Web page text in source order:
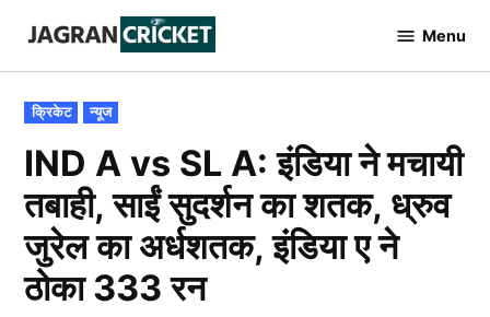
content
Cricket
Menu
POSTED
IN
क्रिकेट न्यूज
IND A vs SL A: इंडिया ने मचायी
तबाही, साईं सुदर्शन का शतक, ध्रुव
जुरेल का अर्धशतक, इंडिया ए ने
ठोका 333 रन